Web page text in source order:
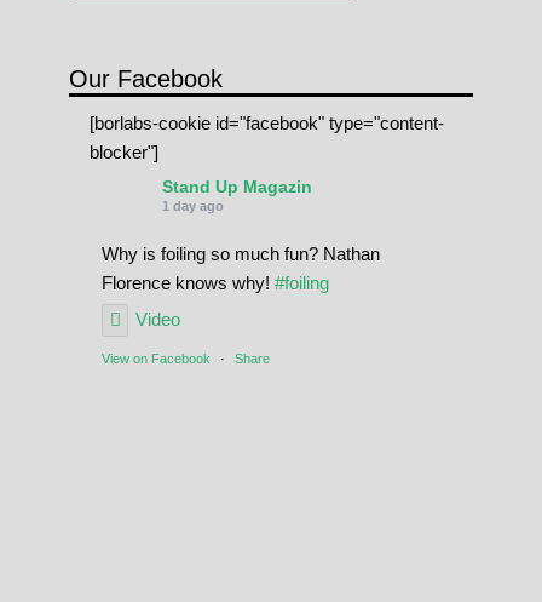
Our Facebook
[borlabs-cookie id="facebook" type="content-
blocker"]
Stand Up Magazin
1 day ago
Why is foiling so much fun? Nathan
Florence knows why! #foiling
Video
View on Facebook · Share